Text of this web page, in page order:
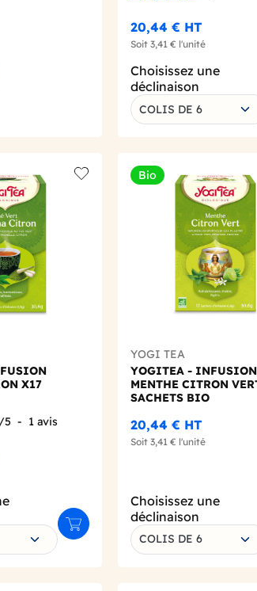
20,44 € HT
Soit 3,41 € l'unité
Choisissez une
déclinaison
COLIS DE 6
Add to wishlist
X17
/5 - 1 avis
Ajouter au panier
Bio
YOGI TEA
YOGITEA - INFUSION
MENTHE CITRON
SACHETS BIO
20,44 € HT
Soit 3,41 € l'unité
Choisissez une
déclinaison
COLIS DE 6